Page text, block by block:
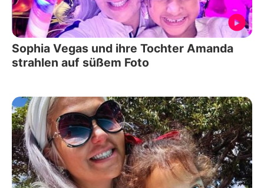
Sophia Vegas und ihre Tochter Amanda
strahlen auf süßem Foto